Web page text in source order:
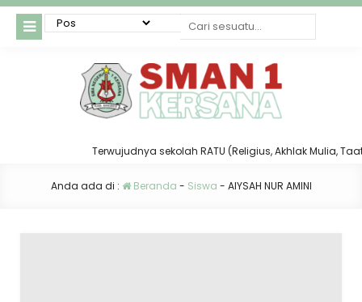
Terwujudnya sekolah RATU (Religius, Akhlak Mulia, Taat
Anda ada di : Beranda - Siswa - AIYSAH NUR AMINI